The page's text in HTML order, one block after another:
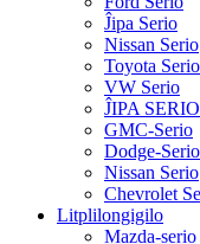
Ĵipa Serio
Nissan Serio
Toyota Serio
VW Serio
ĴIPA SERIO
GMC-Serio
Dodge-Serio
Nissan Serio
Chevrolet
Litplilongigilo
Mazda-serio